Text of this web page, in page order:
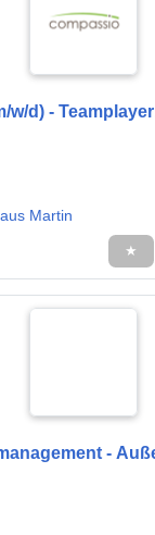
w/d) -
Martin
★
-